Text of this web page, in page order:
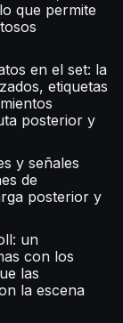
que permite
en el set: la
etiquetas
posterior y
y señales
de
posterior y
un
con los
las
la escena